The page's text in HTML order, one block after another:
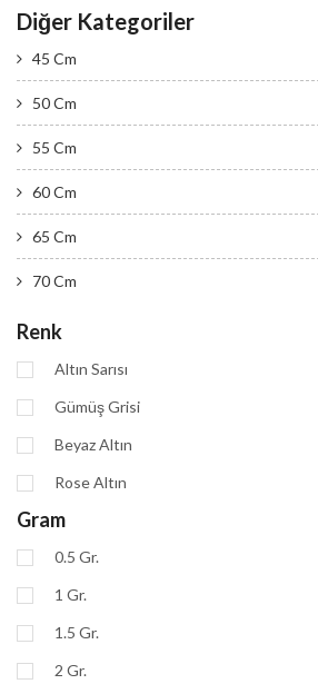
Diğer Kategoriler
45 Cm
50 Cm
55 Cm
60 Cm
65 Cm
70 Cm
Renk
Altın Sarısı
Gümüş Grisi
Beyaz Altın
Rose Altın
Gram
0.5 Gr.
1 Gr.
1.5 Gr.
2 Gr.